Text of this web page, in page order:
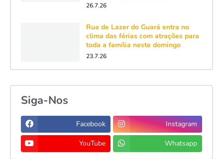
26.7.26
Rua de Lazer do Guará entra no
clima das férias com atrações para
toda a família neste domingo
23.7.26
Siga-Nos
Facebook Instagram
YouTube Whatsapp